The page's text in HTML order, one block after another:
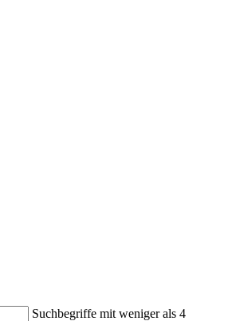
Suchbegriffe mit weniger als 4